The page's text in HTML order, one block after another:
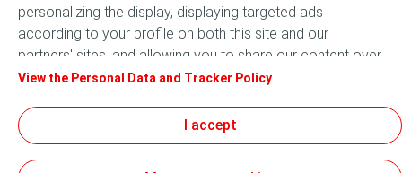
Suivez-nous
Conditions Générales de Vente
personalizing the display, displaying targeted ads
according to your profile on both this site and our
partners' sites, and allowing you to share our content over
social media. In accordance with French legislation,
default. You can change your cookie settings at any time
by clicking on the "Manage my cookies" button. By clicking
on the "Accept" button, you agree that we may store all
View the Personal Data and Tracker Policy
I accept